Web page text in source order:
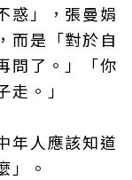
惑」，張曼娟
而是「對於自
問了。」「你
。」
年人應該知道
」。